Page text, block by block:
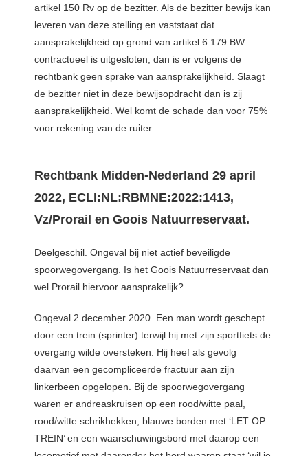
artikel 150 Rv op de bezitter. Als de bezitter bewijs kan
leveren van deze stelling en vaststaat dat
aansprakelijkheid op grond van artikel 6:179 BW
contractueel is uitgesloten, dan is er volgens de
rechtbank geen sprake van aansprakelijkheid. Slaagt
de bezitter niet in deze bewijsopdracht dan is zij
aansprakelijkheid. Wel komt de schade dan voor 75%
voor rekening van de ruiter.
Rechtbank Midden-Nederland 29 april
2022, ECLI:NL:RBMNE:2022:1413,
Vz/Prorail en Goois Natuurreservaat.
Deelgeschil. Ongeval bij niet actief beveiligde
spoorwegovergang. Is het Goois Natuurreservaat dan
wel Prorail hiervoor aansprakelijk?
Ongeval 2 december 2020. Een man wordt geschept
door een trein (sprinter) terwijl hij met zijn sportfiets de
overgang wilde oversteken. Hij heef als gevolg
daarvan een gecompliceerde fractuur aan zijn
linkerbeen opgelopen. Bij de spoorwegovergang
waren er andreaskruisen op een rood/witte paal,
rood/witte schrikhekken, blauwe borden met ‘LET OP
TREIN’ en een waarschuwingsbord met daarop een